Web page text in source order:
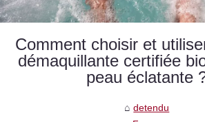
Comment choisir et
démaquillante certifiée
peau éclatante
detendu